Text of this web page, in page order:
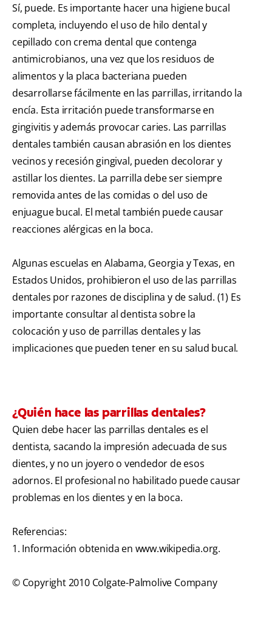
Sí, puede. Es importante hacer una higiene bucal
completa, incluyendo el uso de hilo dental y
cepillado con crema dental que contenga
antimicrobianos, una vez que los residuos de
alimentos y la placa bacteriana pueden
desarrollarse fácilmente en las parrillas, irritando la
encía. Esta irritación puede transformarse en
gingivitis y además provocar caries. Las parrillas
dentales también causan abrasión en los dientes
vecinos y recesión gingival, pueden decolorar y
astillar los dientes. La parrilla debe ser siempre
removida antes de las comidas o del uso de
enjuague bucal. El metal también puede causar
reacciones alérgicas en la boca.
Algunas escuelas en Alabama, Georgia y Texas, en
Estados Unidos, prohibieron el uso de las parrillas
dentales por razones de disciplina y de salud. (1) Es
importante consultar al dentista sobre la
colocación y uso de parrillas dentales y las
implicaciones que pueden tener en su salud bucal.
¿Quién hace las parrillas dentales?
Quien debe hacer las parrillas dentales es el
dentista, sacando la impresión adecuada de sus
dientes, y no un joyero o vendedor de esos
adornos. El profesional no habilitado puede causar
problemas en los dientes y en la boca.
Referencias:
1. Información obtenida en www.wikipedia.org.
© Copyright 2010 Colgate-Palmolive Company